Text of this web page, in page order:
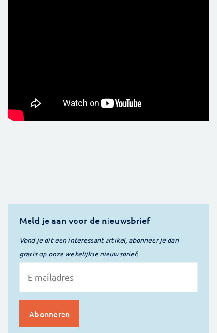
Meld je aan voor de nieuwsbrief
Vond je dit een interessant artikel, abonneer je dan
gratis op onze wekelijkse nieuwsbrief.